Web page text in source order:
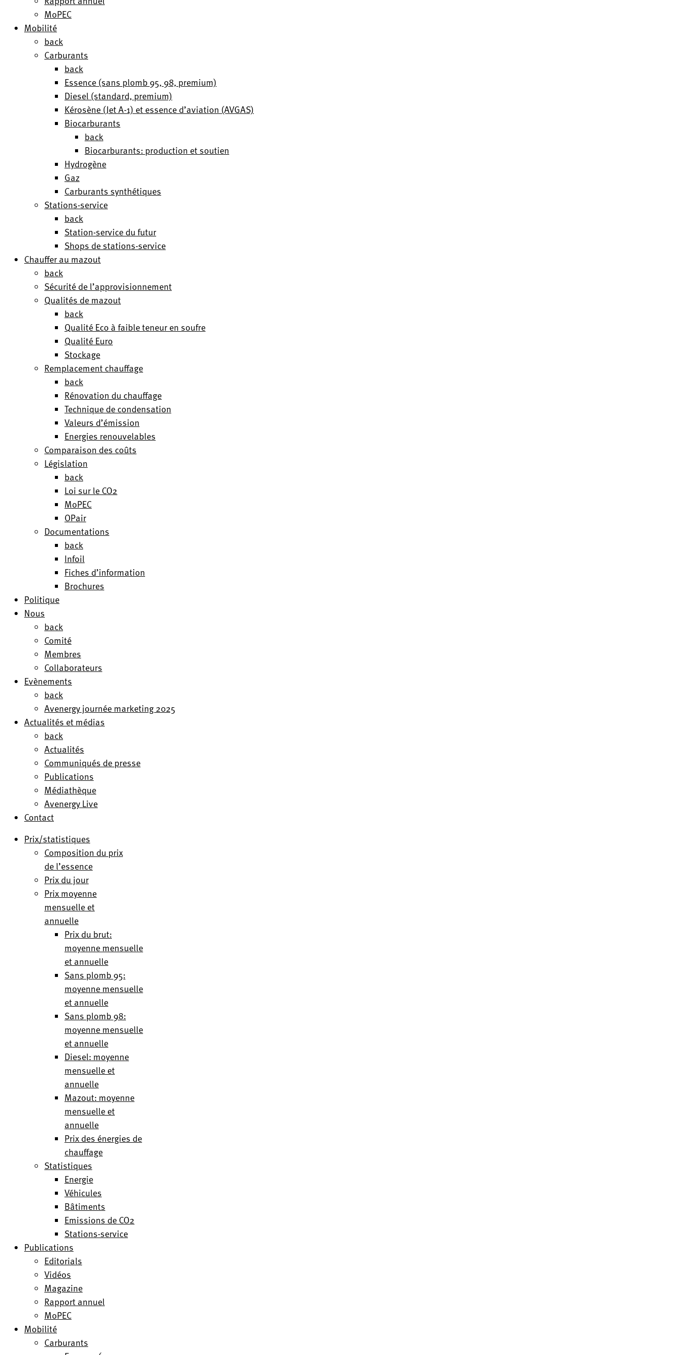
MoPEC
Mobilité
back
Carburants
back
Essence (sans plomb 95, 98, premium)
Diesel (standard, premium)
Kérosène (Jet A-1) et essence d’aviation (AVGAS)
Biocarburants
back
Biocarburants: production et soutien
Hydrogène
Gaz
Carburants synthétiques
Stations-service
back
Station-service du futur
Shops de stations-service
Chauffer au mazout
back
Sécurité de l’approvisionnement
Qualités de mazout
back
Qualité Eco à faible teneur en soufre
Qualité Euro
Stockage
Remplacement chauffage
back
Rénovation du chauffage
Technique de condensation
Valeurs d’émission
Energies renouvelables
Comparaison des coûts
Législation
back
Loi sur le CO2
MoPEC
OPair
Documentations
back
Infoil
Fiches d’information
Brochures
Politique
Nous
back
Comité
Membres
Collaborateurs
Evènements
back
Avenergy journée marketing 2025
Actualités et médias
back
Actualités
Communiqués de presse
Publications
Médiathèque
Avenergy Live
Contact
Prix/statistiques
Composition du prix
de l’essence
Prix du jour
Prix moyenne
mensuelle et
annuelle
Prix du brut:
moyenne mensuelle
et annuelle
Sans plomb 95:
moyenne mensuelle
et annuelle
Sans plomb 98:
moyenne mensuelle
et annuelle
Diesel: moyenne
mensuelle et
annuelle
Mazout: moyenne
mensuelle et
annuelle
Prix des énergies de
chauffage
Statistiques
Energie
Véhicules
Bâtiments
Emissions de CO2
Stations-service
Publications
Editorials
Vidéos
Magazine
Rapport annuel
MoPEC
Mobilité
Carburants